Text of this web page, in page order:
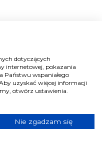
dotyczących
internetowej, pokazania
Państwu wspaniałego
uzyskać więcej informacji
otwórz ustawienia.
Nie zgadzam się